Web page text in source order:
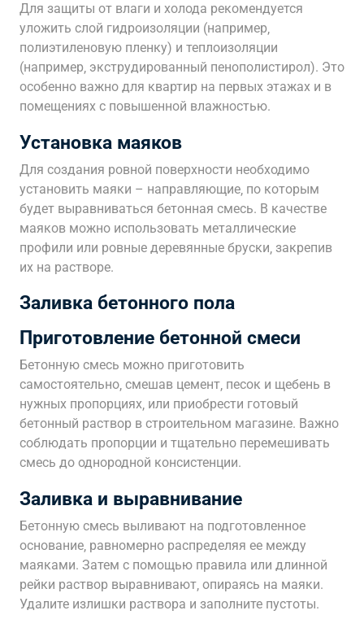
Для защиты от влаги и холода рекомендуется
уложить слой гидроизоляции (например‚
полиэтиленовую пленку) и теплоизоляции
(например‚ экструдированный пенополистирол). Это
особенно важно для квартир на первых этажах и в
помещениях с повышенной влажностью.
Установка маяков
Для создания ровной поверхности необходимо
установить маяки – направляющие‚ по которым
будет выравниваться бетонная смесь. В качестве
маяков можно использовать металлические
профили или ровные деревянные бруски‚ закрепив
их на растворе.
Заливка бетонного пола
Приготовление бетонной смеси
Бетонную смесь можно приготовить
самостоятельно‚ смешав цемент‚ песок и щебень в
нужных пропорциях‚ или приобрести готовый
бетонный раствор в строительном магазине. Важно
соблюдать пропорции и тщательно перемешивать
смесь до однородной консистенции.
Заливка и выравнивание
Бетонную смесь выливают на подготовленное
основание‚ равномерно распределяя ее между
маяками. Затем с помощью правила или длинной
рейки раствор выравнивают‚ опираясь на маяки.
Удалите излишки раствора и заполните пустоты.